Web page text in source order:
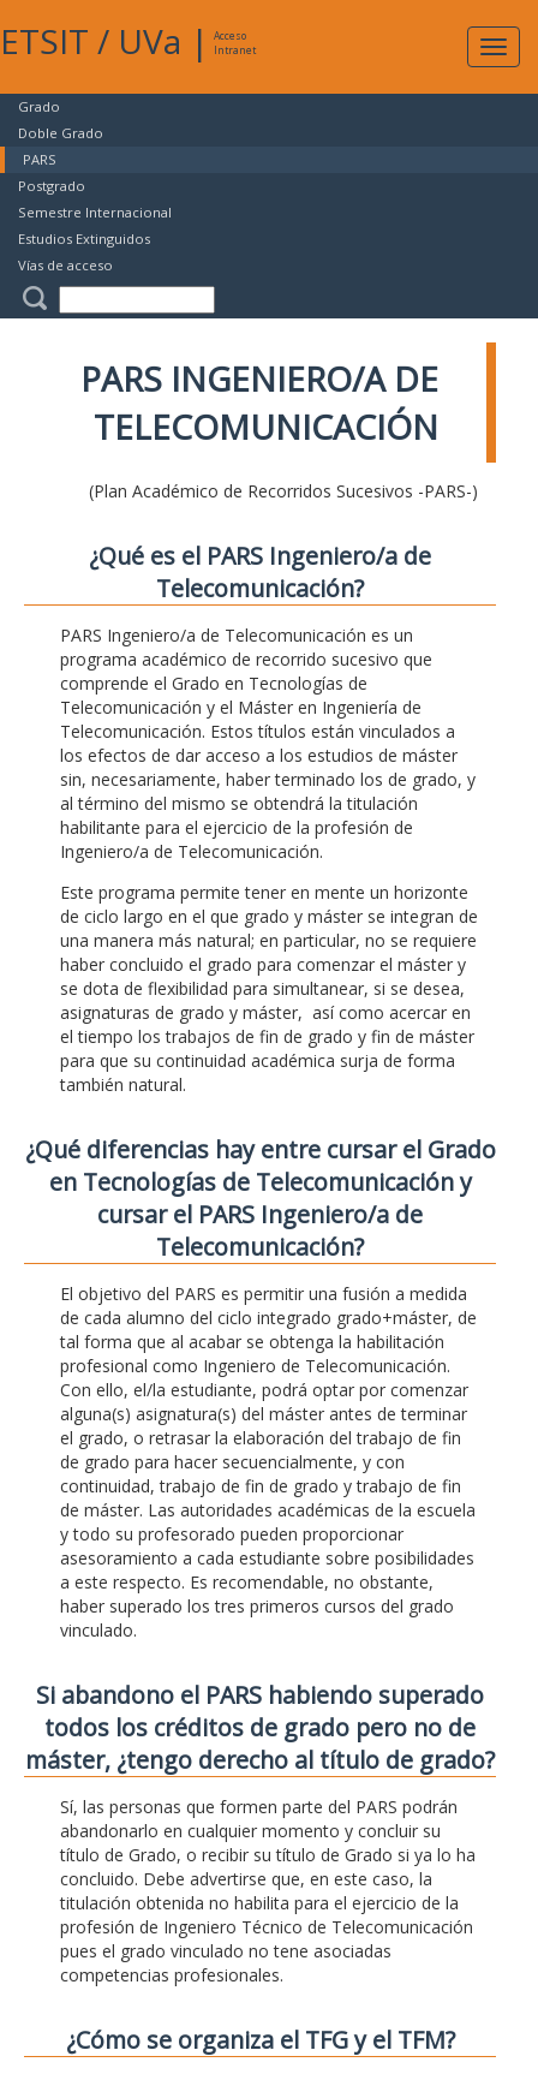
ETSIT / UVa |
Acceso
Intranet
Grado
Doble Grado
PARS
Postgrado
Semestre Internacional
Estudios Extinguidos
Vías de acceso
PARS INGENIERO/A DE
TELECOMUNICACIÓN
(Plan Académico de Recorridos Sucesivos -PARS-)
¿Qué es el PARS Ingeniero/a de
Telecomunicación?
PARS Ingeniero/a de Telecomunicación es un
programa académico de recorrido sucesivo que
comprende el Grado en Tecnologías de
Telecomunicación y el Máster en Ingeniería de
Telecomunicación. Estos títulos están vinculados a
los efectos de dar acceso a los estudios de máster
sin, necesariamente, haber terminado los de grado, y
al término del mismo se obtendrá la titulación
habilitante para el ejercicio de la profesión de
Ingeniero/a de Telecomunicación.
Este programa permite tener en mente un horizonte
de ciclo largo en el que grado y máster se integran de
una manera más natural; en particular, no se requiere
haber concluido el grado para comenzar el máster y
se dota de flexibilidad para simultanear, si se desea,
asignaturas de grado y máster, así como acercar en
el tiempo los trabajos de fin de grado y fin de máster
para que su continuidad académica surja de forma
también natural.
¿Qué diferencias hay entre cursar el Grado
en Tecnologías de Telecomunicación y
cursar el PARS Ingeniero/a de
Telecomunicación?
El objetivo del PARS es permitir una fusión a medida
de cada alumno del ciclo integrado grado+máster, de
tal forma que al acabar se obtenga la habilitación
profesional como Ingeniero de Telecomunicación.
Con ello, el/la estudiante, podrá optar por comenzar
alguna(s) asignatura(s) del máster antes de terminar
el grado, o retrasar la elaboración del trabajo de fin
de grado para hacer secuencialmente, y con
continuidad, trabajo de fin de grado y trabajo de fin
de máster. Las autoridades académicas de la escuela
y todo su profesorado pueden proporcionar
asesoramiento a cada estudiante sobre posibilidades
a este respecto. Es recomendable, no obstante,
haber superado los tres primeros cursos del grado
vinculado.
Si abandono el PARS habiendo superado
todos los créditos de grado pero no de
máster, ¿tengo derecho al título de grado?
Sí, las personas que formen parte del PARS podrán
abandonarlo en cualquier momento y concluir su
título de Grado, o recibir su título de Grado si ya lo ha
concluido. Debe advertirse que, en este caso, la
titulación obtenida no habilita para el ejercicio de la
profesión de Ingeniero Técnico de Telecomunicación
pues el grado vinculado no tene asociadas
competencias profesionales.
¿Cómo se organiza el TFG y el TFM?